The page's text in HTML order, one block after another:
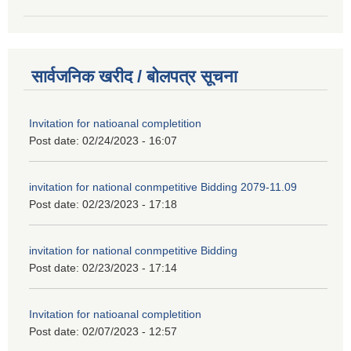
सार्वजनिक खरीद / बोलपत्र सूचना
Invitation for natioanal completition
Post date: 02/24/2023 - 16:07
invitation for national conmpetitive Bidding 2079-11.09
Post date: 02/23/2023 - 17:18
invitation for national conmpetitive Bidding
Post date: 02/23/2023 - 17:14
Invitation for natioanal completition
Post date: 02/07/2023 - 12:57